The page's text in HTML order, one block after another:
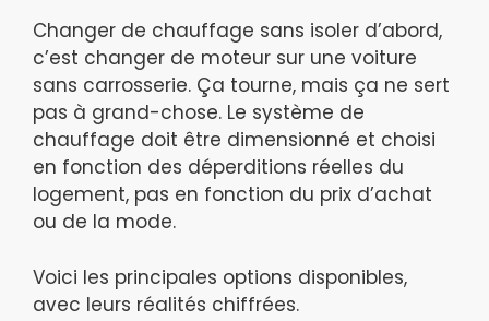
Changer de chauffage sans isoler d’abord,
c’est changer de moteur sur une voiture
sans carrosserie. Ça tourne, mais ça ne sert
pas à grand-chose. Le système de
chauffage doit être dimensionné et choisi
en fonction des déperditions réelles du
logement, pas en fonction du prix d’achat
ou de la mode.
Voici les principales options disponibles,
avec leurs réalités chiffrées.